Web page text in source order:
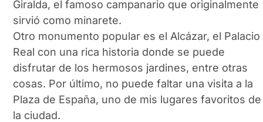
Giralda, el famoso campanario que originalmente
sirvió como minarete.
Otro monumento popular es el Alcázar, el Palacio
Real con una rica historia donde se puede
disfrutar de los hermosos jardines, entre otras
cosas. Por último, no puede faltar una visita a la
Plaza de España, uno de mis lugares favoritos de
la ciudad.